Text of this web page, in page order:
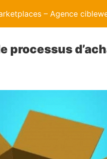
– Agence
processus